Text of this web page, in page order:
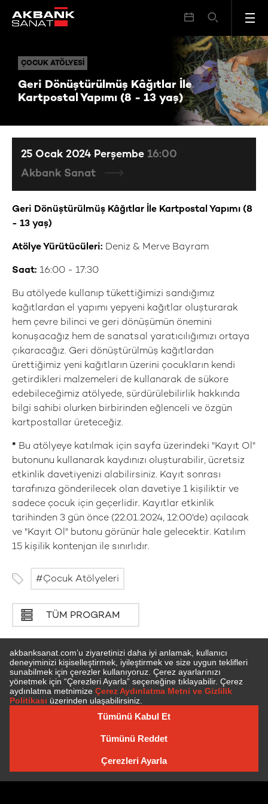
ÇOCUK ATÖLYESI
Geri Dönüştürülmüş Kâğıtlar İle
Kartpostal Yapımı (8 - 13 yaş)
ÇOCUK ATÖLYESI Geri Dönüştürülmüş Kâğıtlar İle Kartpostal Yapımı (8 - 13 yaş)
Geri Dönüştürülmüş Kâğıtlar İle Kartpostal Yapımı (8
- 13 yaş)
Atölye Yürütücüleri: Deniz & Merve Bayram
Saat: 16:00 - 17:30
Bu atölyede kullanıp tükettiğimizi sandığımız
kağıtlardan el yapımı yepyeni kağıtlar oluşturarak
hem çevre bilinci ve geri dönüşümün önemini
konuşacağız hem de sanatsal yaratıcılığımızı ortaya
çıkaracağız. Geri dönüştürülmüş kağıtlardan
ürettiğimiz yeni kağıtların üzerini çocukların kendi
getirdikleri malzemeleri de kullanarak de sükore
edebileceğimiz atölyede, sürdürülebilirlik hakkında
bilgi sahibi olurken birbirinden eğlenceli ve özgün
kartpostallar üreteceğiz.
* Bu atölyeye katılmak için sayfa üzerindeki "Kayıt Ol"
butonunu kullanarak kaydınızı oluşturabilir, ücretsiz
etkinlik davetiyenizi alabilirsiniz. Kayıt sonrası
tarafınıza gönderilecek olan davetiye 1 kişiliktir ve
sadece çocuk için geçerlidir. Kayıtlar etkinlik
tarihinden 3 gün önce (22.01.2024, 12:00'de) açılacak
ve "Kayıt Ol" butonu görünür hale gelecektir. Katılım
15 kişilik kontenjan ile sınırlıdır.
Çocuk Atölyeleri
TÜM PROGRAM
25 Ocak 2024 Perşembe 16:00
Akbank Sanat